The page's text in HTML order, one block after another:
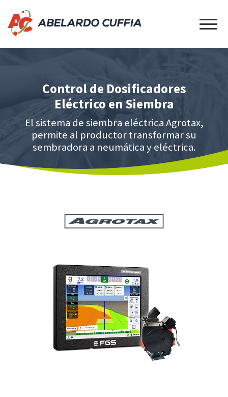
Control de Dosificadores
Eléctrico en Siembra
El sistema de siembra eléctrica Agrotax,
permite al productor transformar su
sembradora a neumática y eléctrica.